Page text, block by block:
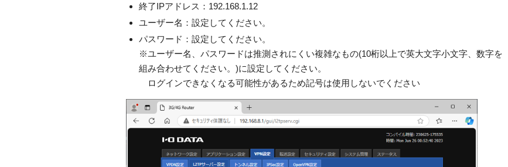
終了IPアドレス：192.168.1.12
ユーザー名：設定してください。
パスワード：設定してください。
※ユーザー名、パスワードは推測されにくい複雑なもの(10桁以上で英大文字小文字、数字を
組み合わせてください。)に設定してください。
ログインできなくなる可能性があるため記号は使用しないでください